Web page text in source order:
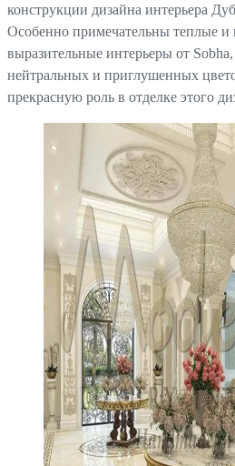
конструкции дизайна интерьера
Особенно примечательны теплые и
выразительные интерьеры от
нейтральных и приглушенных
прекрасную роль в отделке этого